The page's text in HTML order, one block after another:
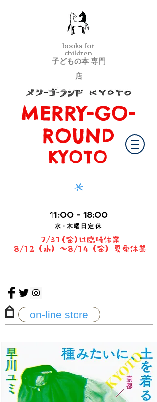
子どもの本 専門
店
books for
children
メリーゴーランド京都
MERRY-GO-
ROUND
KYOTO
*
11 :00 - 18:00
水・ 木曜日定休
7/31(金)は臨時休業
8/12（水）〜8/14（金）夏季休業
on-line store